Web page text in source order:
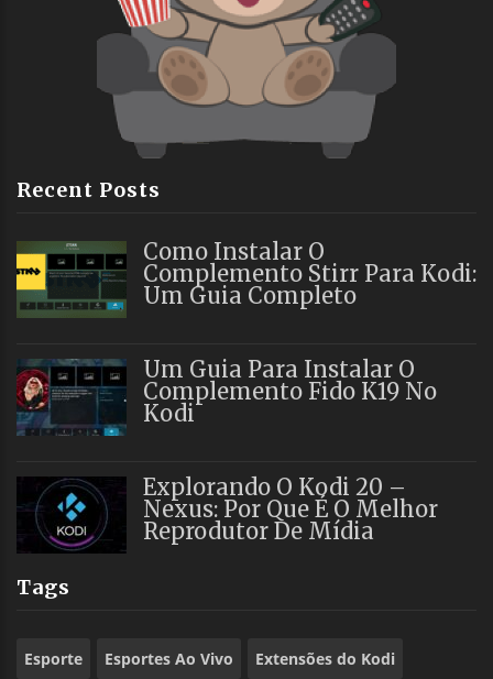
Recent Posts
Como Instalar O
Complemento Stirr Para Kodi:
Um Guia Completo
Um Guia Para Instalar O
Complemento Fido K19 No
Kodi
Explorando O Kodi 20 –
Nexus: Por Que É O Melhor
Reprodutor De Mídia
Tags
Esporte Esportes Ao Vivo Extensões do Kodi